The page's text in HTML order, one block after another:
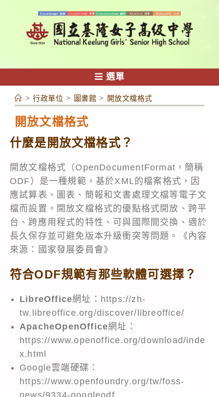
容
選單
開放文檔格式
> 行政單位 > 圖書館 > 開放文檔格式
什麼是開放文檔格式？
開放文檔格式（OpenDocumentFormat，簡稱
ODF）是一種規範，基於XML的檔案格式，因
應試算表、圖表、簡報和文書處理文檔等電子文
檔而設置。開放文檔格式的優點格式開放、跨平
台、跨應用程式的特性、可與國際間交換、適於
長久保存並可避免版本升級衝突等問題。《內容
來源：國家發展委員會》
符合ODF規範有那些軟體可選擇？
LibreOffice網址： https://zh-
tw.libreoffice.org/discover/libreoffice/
ApacheOpenOffice網址：
https://www.openoffice.org/download/inde
x.html
Google雲端硬碟：
https://www.openfoundry.org/tw/foss-